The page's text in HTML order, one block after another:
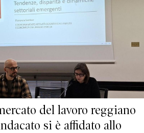
del lavoro reggiano
si è affidato allo